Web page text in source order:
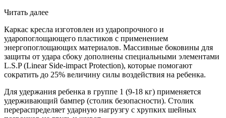
Читать далее
Каркас кресла изготовлен из ударопрочного и
ударопоглощающего пластиков с применением
энергопоглощающих материалов. Массивные боковины для
защиты от удара сбоку дополнены специальными элементами
L.S.P (Linear Side-impact Protection), которые помогают
сократить до 25% величину силы воздействия на ребенка.
Для удержания ребенка в группе 1 (9-18 кг) применяется
удерживающий бампер (столик безопасности). Столик
перераспределяет ударную нагрузгу с хрупких шейных